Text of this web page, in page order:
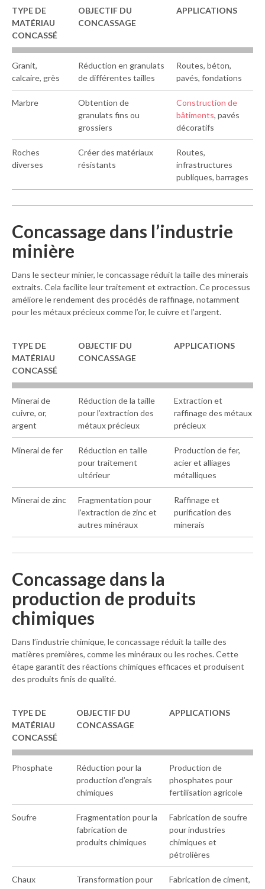
TYPE DE
MATÉRIAU
CONCASSÉ
OBJECTIF DU
CONCASSAGE
APPLICATIONS
Granit,
calcaire, grès
Réduction en granulats
de différentes tailles
Routes, béton,
pavés, fondations
Marbre
Obtention de
granulats fins ou
grossiers
Construction de
bâtiments, pavés
décoratifs
Roches
diverses
Créer des matériaux
résistants
Routes,
infrastructures
publiques, barrages
Concassage dans l’industrie
minière
Dans le secteur minier, le concassage réduit la taille des minerais
extraits. Cela facilite leur traitement et extraction. Ce processus
améliore le rendement des procédés de raffinage, notamment
pour les métaux précieux comme l’or, le cuivre et l’argent.
TYPE DE
MATÉRIAU
CONCASSÉ
OBJECTIF DU
CONCASSAGE
APPLICATIONS
Minerai de
cuivre, or,
argent
Réduction de la taille
pour l’extraction des
métaux précieux
Extraction et
raffinage des métaux
précieux
Minerai de fer
Réduction en taille
pour traitement
ultérieur
Production de fer,
acier et alliages
métalliques
Minerai de zinc
Fragmentation pour
l’extraction de zinc et
autres minéraux
Raffinage et
purification des
minerais
Concassage dans la
production de produits
chimiques
Dans l’industrie chimique, le concassage réduit la taille des
matières premières, comme les minéraux ou les roches. Cette
étape garantit des réactions chimiques efficaces et produisent
des produits finis de qualité.
TYPE DE
MATÉRIAU
CONCASSÉ
OBJECTIF DU
CONCASSAGE
APPLICATIONS
Phosphate
Réduction pour la
production d’engrais
chimiques
Production de
phosphates pour
fertilisation agricole
Soufre
Fragmentation pour la
fabrication de
produits chimiques
Fabrication de soufre
pour industries
chimiques et
pétrolières
Chaux
Transformation pour
Fabrication de ciment,